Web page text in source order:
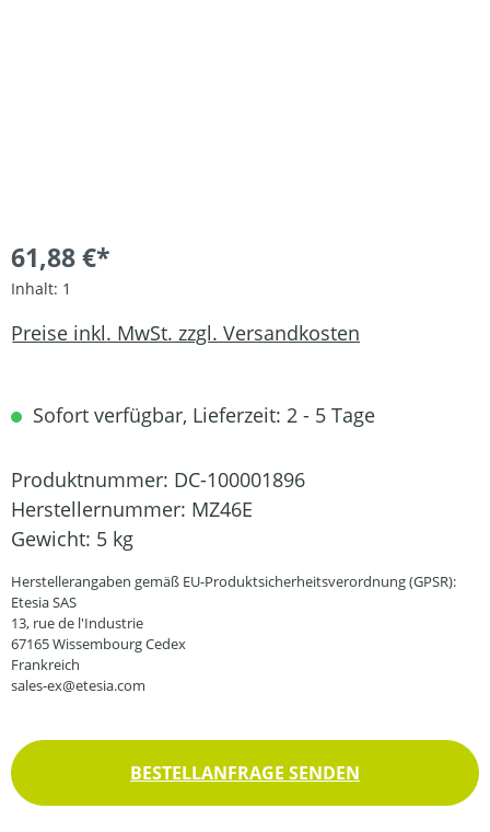
61,88 €*
Inhalt: 1
Preise inkl. MwSt. zzgl. Versandkosten
Sofort verfügbar, Lieferzeit: 2 - 5 Tage
Produktnummer: DC-100001896
Herstellernummer: MZ46E
Gewicht: 5 kg
Herstellerangaben gemäß EU-Produktsicherheitsverordnung (GPSR):
Etesia SAS
13, rue de l'Industrie
67165 Wissembourg Cedex
Frankreich
sales-ex@etesia.com
BESTELLANFRAGE SENDEN